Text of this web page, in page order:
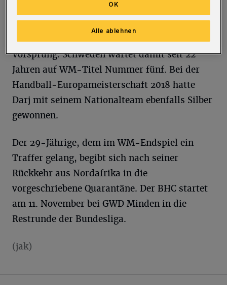
19:18 und glichen in der 44. Minute zum 20:20
aus, verloren dann aber etwas den Faden.
Dänemark erarbeitete sich den entscheidenden
Vorsprung. Schweden wartet damit seit 22
Jahren auf WM-Titel Nummer fünf. Bei der
Handball-Europameisterschaft 2018 hatte
Darj mit seinem Nationalteam ebenfalls Silber
gewonnen.
Der 29-Jährige, dem im WM-Endspiel ein
Traffer gelang, begibt sich nach seiner
Rückkehr aus Nordafrika in die
vorgeschriebene Quarantäne. Der BHC startet
am 11. November bei GWD Minden in die
Restrunde der Bundesliga.
(jak)
Alle ablehnen
OK